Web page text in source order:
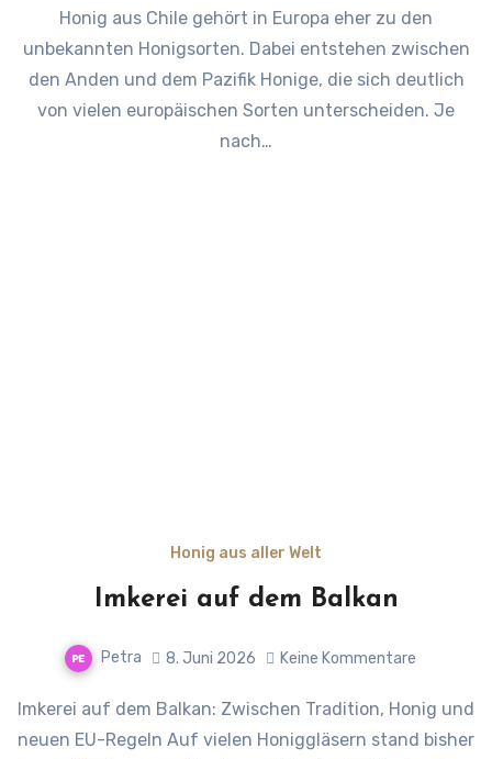
Honig aus Chile gehört in Europa eher zu den
unbekannten Honigsorten. Dabei entstehen zwischen
den Anden und dem Pazifik Honige, die sich deutlich
von vielen europäischen Sorten unterscheiden. Je
nach…
Honig aus aller Welt
Imkerei auf dem Balkan
Petra 8. Juni 2026 Keine Kommentare
neuen EU-Regeln Auf vielen Honiggläsern stand bisher